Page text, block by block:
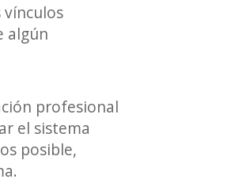
algún
profesional
el sistema
posible,